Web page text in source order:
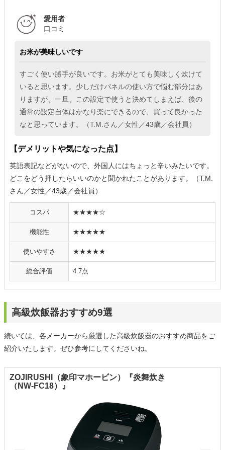
愛用者
口コミ
お米が美味しいです
すごく使い勝手が良いです。お米がとても美味しく炊けて
いると思います。少しだけパネルの使い方で悩む部分はあ
りますが、一旦、この設定で使うと決めてしまえば、後の
通常の設定自体はかなり楽にできるので、買って良かった
なと思っています。（T.M.さん／女性／43歳／会社員）
【デメリットや気になった点】
英語表記などがないので、外国人にはちょっと辛いみたいです。
どこをどう押したらいいのかと聞かれたことがあります。（T.M.
さん／女性／43歳／会社員）
コスパ ★★★★☆
機能性 ★★★★★
使いやすさ ★★★★★
総合評価 4.7点
高級炊飯器おすすめ9選
続いては、各メーカーから厳選した高級炊飯器のおすすめ商品をご
紹介いたします。ぜひ参考にしてくださいね。
ZOJIRUSHI（象印マホービン）『炎舞炊き
（NW-FC18）』